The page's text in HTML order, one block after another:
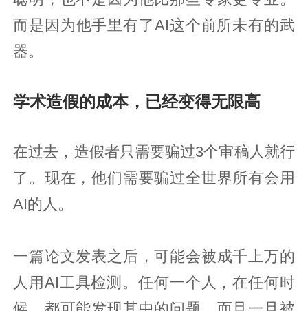
而是因为他手里有了AI这个前所未有的武
器。
学术造假的成本，已经变得无限高
在过去，造假者只需要骗过3个审稿人就行
了。现在，他们需要骗过全世界所有会用
AI的人。
一篇论文发表之后，可能会被成千上万的
人用AI工具检测。任何一个人，在任何时